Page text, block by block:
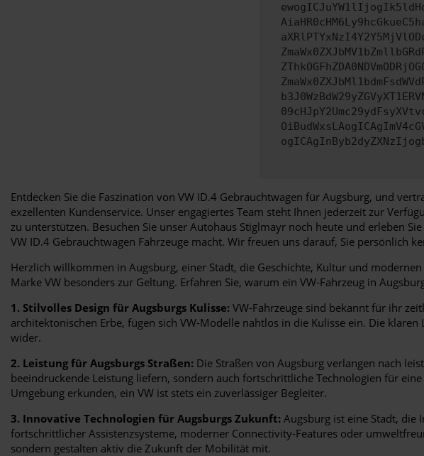
Entdecken Sie die Faszination von VW ID.4 Gebrauchtwagen für Augsburg, und
exzellenten Kundenservice. Unser engagiertes Team steht Ihnen jederzeit zur
zu unterstützen. Besuchen Sie unser Autohaus Stiglmayr noch heute und erleben
VW ID.4 Gebrauchtwagen Fahrzeuge macht. Wir freuen uns darauf, Sie persönlich
Herzlich willkommen in Augsburg, einer Stadt, die Geschichte, Kultur und
Marke VW besonders zur Geltung. Erfahren Sie, warum ein VW-Fahrzeug in
1. Stilvolles Design für Augsburgs Kulisse: VW-Fahrzeuge sind bekannt für ihr
architektonischen Erbe, fügen sich VW-Modelle nahtlos in die Kulisse ein. Die
wider.
2. Leistung für Augsburgs Straßen: Die Straßen von Augsburg verlangen nach
beeindruckende Leistung liefern, sondern auch fortschrittliche Technologien für
Umgebung erkunden, ein VW ist stets ein zuverlässiger Begleiter.
3. Innovative Technologien für Augsburgs Zukunft: Augsburg ist eine Stadt, die
fortschrittlicher Assistenzsysteme, moderner Connectivity-Features oder
sondern gestalten aktiv die Zukunft der Mobilität mit.